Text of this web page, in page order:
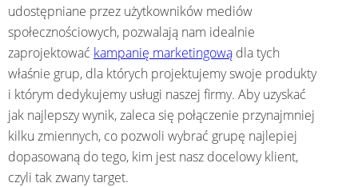
udostępniane przez użytkowników mediów
społecznościowych, pozwalają nam idealnie
zaprojektować kampanię marketingową dla tych
właśnie grup, dla których projektujemy swoje produkty
i którym dedykujemy usługi naszej firmy. Aby uzyskać
jak najlepszy wynik, zaleca się połączenie przynajmniej
kilku zmiennych, co pozwoli wybrać grupę najlepiej
dopasowaną do tego, kim jest nasz docelowy klient,
czyli tak zwany target.